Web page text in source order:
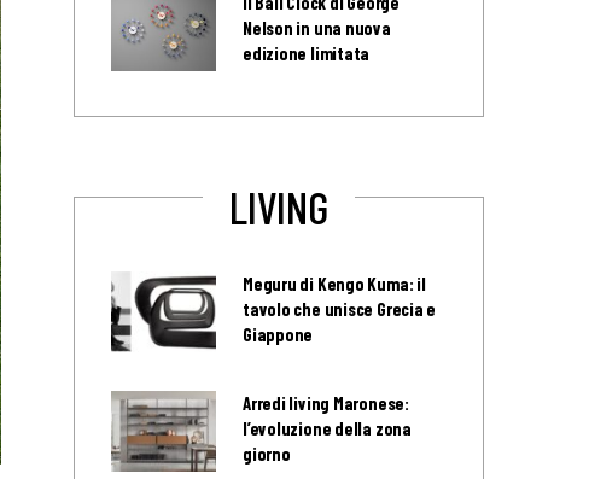
Nelson in una nuova
edizione limitata
LIVING
Meguru di Kengo Kuma: il
tavolo che unisce Grecia e
Giappone
Arredi living Maronese:
l’evoluzione della zona
giorno